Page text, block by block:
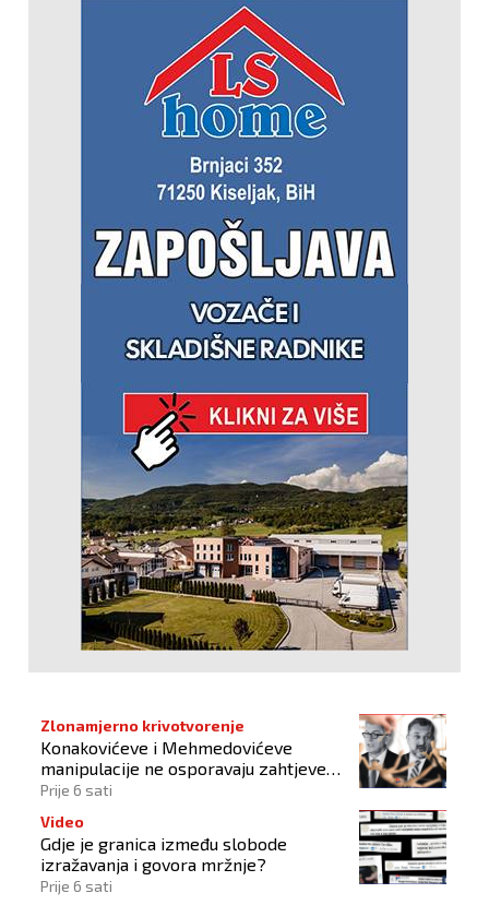
Zlonamjerno krivotvorenje
Konakovićeve i Mehmedovićeve
manipulacije ne osporavaju zahtjeve
Hrvata
Prije 6 sati
Video
Gdje je granica između slobode
izražavanja i govora mržnje?
Prije 6 sati